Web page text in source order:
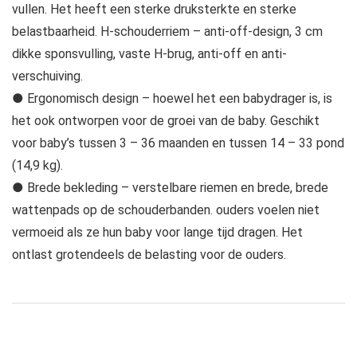
vullen. Het heeft een sterke druksterkte en sterke
belastbaarheid. H-schouderriem – anti-off-design, 3 cm
dikke sponsvulling, vaste H-brug, anti-off en anti-
verschuiving.
● Ergonomisch design – hoewel het een babydrager is, is
het ook ontworpen voor de groei van de baby. Geschikt
voor baby’s tussen 3 – 36 maanden en tussen 14 – 33 pond
(14,9 kg).
● Brede bekleding – verstelbare riemen en brede, brede
wattenpads op de schouderbanden. ouders voelen niet
vermoeid als ze hun baby voor lange tijd dragen. Het
ontlast grotendeels de belasting voor de ouders.